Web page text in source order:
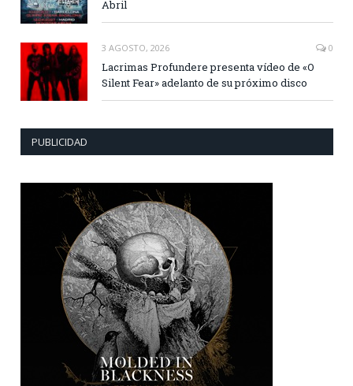
Abril
3 AGOSTO, 2026 0
Lacrimas Profundere presenta vídeo de «O
Silent Fear» adelanto de su próximo disco
PUBLICIDAD